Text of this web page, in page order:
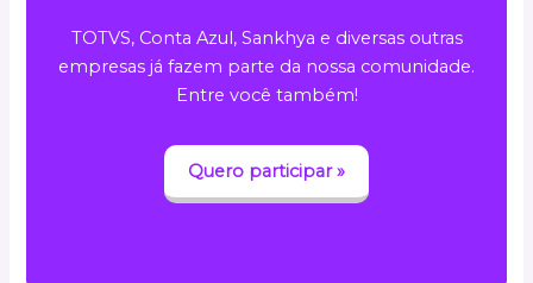
TOTVS, Conta Azul, Sankhya e diversas outras
empresas já fazem parte da nossa comunidade.
Entre você também!
Quero participar »